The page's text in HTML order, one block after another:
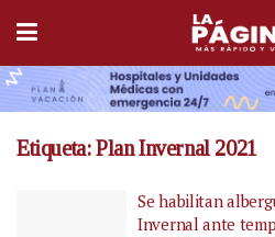
Etiqueta:Plan Invernal 2021
Se habilitan
Invernal ante